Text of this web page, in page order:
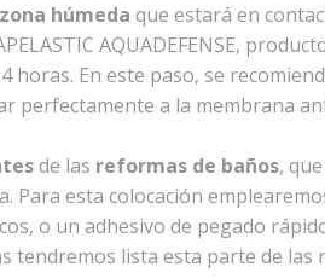
húmeda que estará en
AQUADEFENSE,
En este paso, se
a la membrana
de las reformas de baños,
esta colocación
o un adhesivo de pegado
tendremos lista esta parte de las